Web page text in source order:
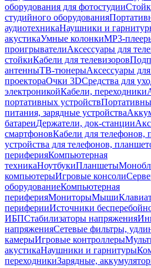
оборудования для фотостудии
студийного оборудования
аудиотехникаНаушники и
акустикаУмные колонкиMP3-
проигрывателиАксессуары для
стойкиКабели для телевизоров
антенныТВ-тюнерыАксессуары
проектораОчки 3DСредства для
электроникойКабели, переходники
портативных устройств
питания, зарядные устройства
батареиДержатели, док-станции
смартфоновКабели для телефонов,
устройства для телефонов,
периферияКомпьютерная
техникаНоутбукиПланшеты
компьютерыИгровые консоли
оборудованиеКомпьютерная
периферияМониторыМыши
периферииИсточники
ИБПСтабилизаторы напряжения
напряженияСетевые фильтры,
камерыИгровые контроллеры
акустикаНаушники и гарнитуры
переходникиЗарядные,